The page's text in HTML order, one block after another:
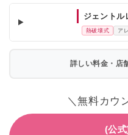
ジェントル
熱破壊式 ア
詳しい料金・店
＼無料カウ
(公